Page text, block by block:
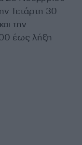
Τετάρτη 30
την
έως λήξη